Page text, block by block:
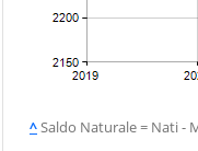
^Saldo Naturale = Nati -